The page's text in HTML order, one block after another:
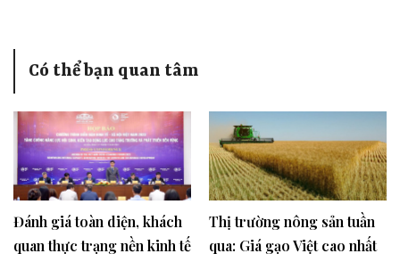
Có thể bạn quan tâm
Đánh giá toàn diện, khách
quan thực trạng nền kinh tế
Thị trường nông sản tuần
qua: Giá gạo Việt cao nhất